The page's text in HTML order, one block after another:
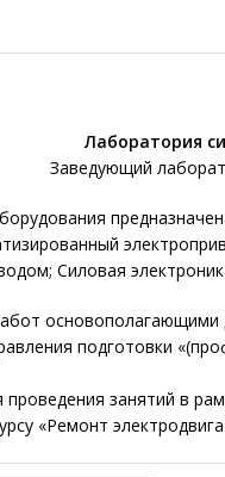
Лаборатория
Заведующий
Силовая
подготовки
проведения занятий в
«Ремонт